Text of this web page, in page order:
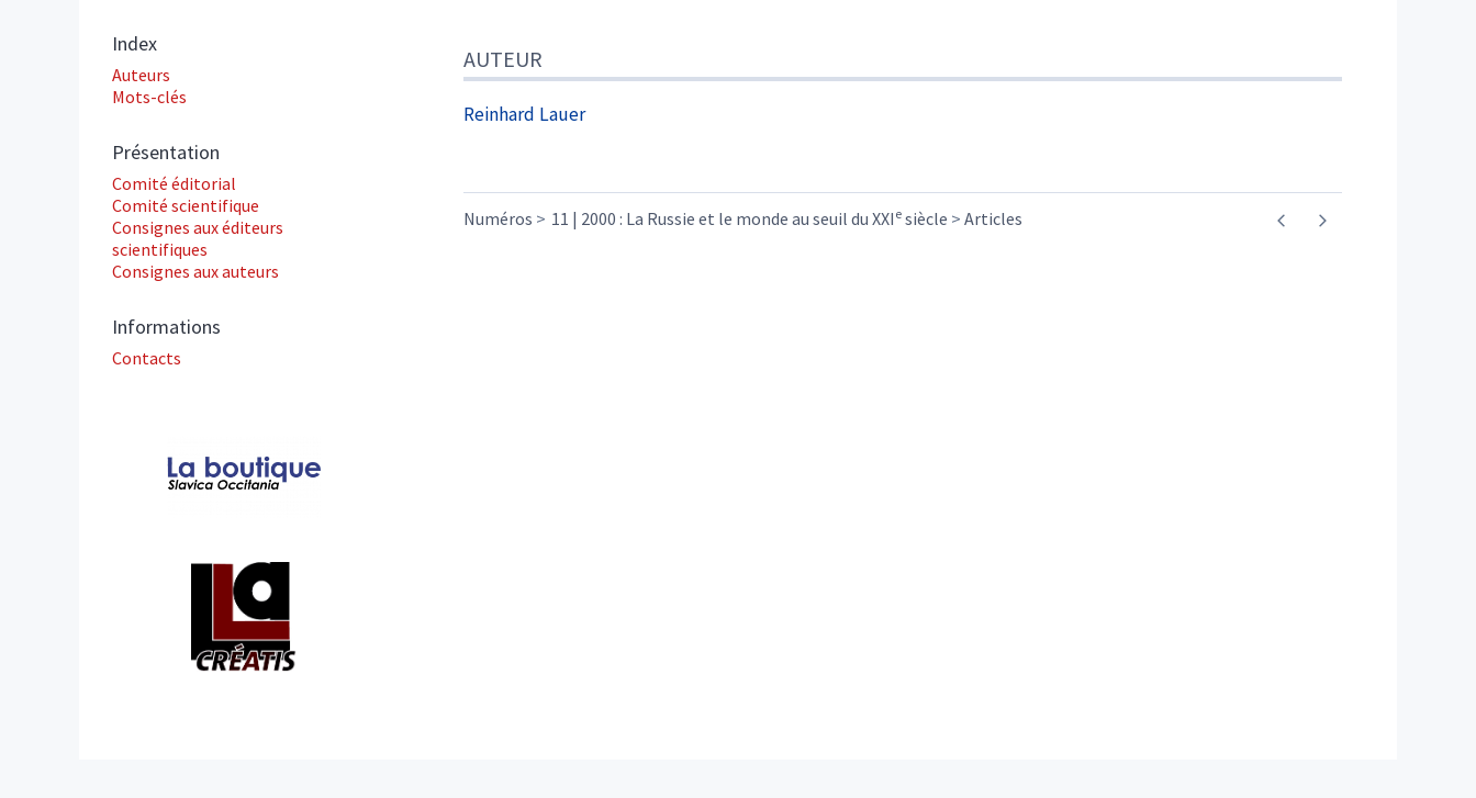
Index
Auteurs
Mots-clés
Présentation
Comité éditorial
Comité scientifique
Consignes aux éditeurs
scientifiques
Consignes aux auteurs
Informations
Contacts
AUTEUR
Reinhard Lauer
Numéros 11 | 2000 : La Russie et le monde au seuil du XXI e siècle Articles